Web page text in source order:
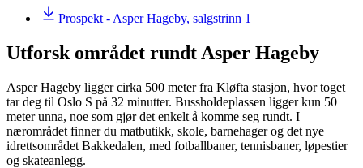
Prospekt - Asper Hageby, salgstrinn 1
Utforsk området rundt Asper Hageby
Asper Hageby ligger cirka 500 meter fra Kløfta stasjon, hvor toget
tar deg til Oslo S på 32 minutter. Bussholdeplassen ligger kun 50
meter unna, noe som gjør det enkelt å komme seg rundt. I
nærområdet finner du matbutikk, skole, barnehager og det nye
idrettsområdet Bakkedalen, med fotballbaner, tennisbaner, løpestier
og skateanlegg.